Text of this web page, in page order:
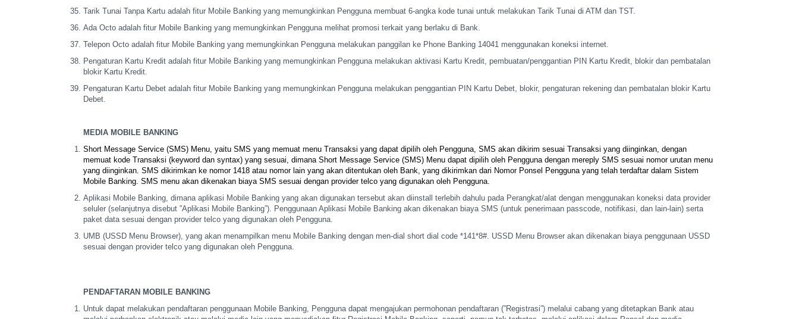
Tarik Tunai Tanpa Kartu adalah fitur Mobile Banking yang memungkinkan Pengguna membuat 6-angka kode tunai untuk melakukan Tarik Tunai di ATM dan TST.
Ada Octo adalah fitur Mobile Banking yang memungkinkan Pengguna melihat promosi terkait yang berlaku di Bank.
Telepon Octo adalah fitur Mobile Banking yang memungkinkan Penggunamelakukan panggilan ke Phone Banking 14041 menggunakan koneksi internet.
Pengaturan Kartu Kredit adalah fitur Mobile Banking yang memungkinkan Pengguna melakukan aktivasi Kartu Kredit, pembuatan/penggantian PIN Kartu Kredit, blokir dan pembatalan
blokir Kartu Kredit.
Pengaturan Kartu Debet adalah fitur Mobile Banking yang memungkinkan Pengguna melakukan penggantian PIN Kartu Debet, blokir, pengaturan rekening dan pembatalan blokir Kartu
Debet.
MEDIA MOBILE BANKING
Short Message Service (SMS) Menu, yaitu SMS yang memuat menu Transaksi yang dapat dipilih oleh Pengguna, SMS akan dikirim sesuai Transaksi yang diinginkan, dengan
memuat kode Transaksi (keyword dan syntax) yang sesuai, dimana Short Message Service (SMS) Menu dapat dipilih oleh Pengguna dengan mereply SMS sesuai nomor urutan menu
yang diinginkan. SMS dikirimkan ke nomor 1418 atau nomor lain yang akan ditentukan oleh Bank, yang dikirimkan dari Nomor Ponsel Pengguna yang telah terdaftardalam Sistem
Mobile Banking. SMS menu akan dikenakan biaya SMS sesuai dengan provider telco yang digunakan oleh Pengguna.
Aplikasi Mobile Banking, dimana aplikasi Mobile Banking yang akan digunakan tersebut akan diinstall terlebih dahulu pada Perangkat/alat dengan menggunakan koneksi data provider
seluler (selanjutnya disebut ”Aplikasi Mobile Banking”). Penggunaan Aplikasi Mobile Banking akan dikenakan biaya SMS (untuk penerimaan passcode, notifikasi, dan lain-lain) serta
paket data sesuai dengan provider telco yang digunakan oleh Pengguna.
UMB (USSD Menu Browser), yang akan menampilkan menu Mobile Banking dengan men-dial short dial code *141*8#. USSD Menu Browser akan dikenakan biaya penggunaan USSD
sesuai dengan provider telco yang digunakan oleh Pengguna.
PENDAFTARAN MOBILE BANKING
Untuk dapat melakukan pendaftaran penggunaan Mobile Banking, Penggunadapat mengajukan permohonan pendaftaran (”Registrasi”) melalui cabang yang ditetapkan Bank atau